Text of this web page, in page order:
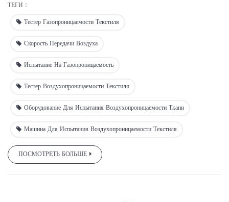
ТЕГИ :
Тестер Газопроницаемости Текстиля
Скорость Передачи Воздуха
Испытание На Газопроницаемость
Тестер Воздухопроницаемости Текстиля
Оборудование Для Испытания Воздухопроницаемости Ткани
Машина Для Испытания Воздухопроницаемости Текстиля
ПОСМОТРЕТЬ БОЛЬШЕ